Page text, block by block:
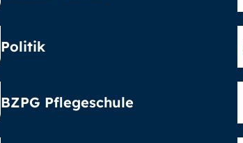
Politik
BZPG Pflegeschule